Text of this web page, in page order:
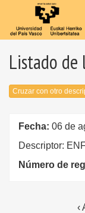
Listado de
Cruzar con otro
Fecha: 06 de
Descriptor:
Número de
‹